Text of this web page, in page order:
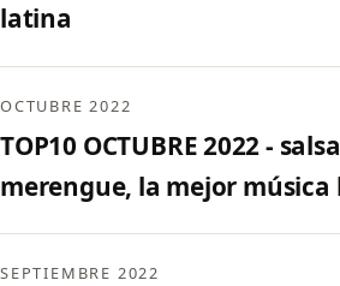
latina
OCTUBRE 2022
TOP10 OCTUBRE 2022 -
merengue, la mejor
SEPTIEMBRE 2022